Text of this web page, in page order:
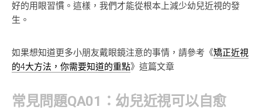
好的用眼習慣。這樣，我們才能從根本上減少幼兒近視的發
生。
如果想知道更多小朋友戴眼鏡注意的事情，請參考《矯正近視
的4大方法，你需要知道的重點》這篇文章
常見問題QA01：幼兒近視可以自愈